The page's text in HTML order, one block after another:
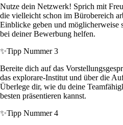
Nutze dein Netzwerk! Sprich mit
die vielleicht schon im Bürobereich
Einblicke geben und möglicherweise
bei deiner Bewerbung helfen.
✨Tipp Nummer 3
Bereite dich auf das
das explorare-Institut und über die
Überlege dir, wie du deine
besten präsentieren kannst.
✨Tipp Nummer 4